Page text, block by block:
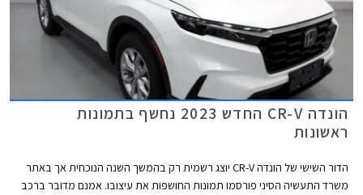
הונדה CR-V החדש 2023 נחשף בתמונות
ראשונות
הדור השישי של הונדה CR-V יוצג רשמית רק בהמשך השנה הנוכחית אך באתר
משרד התעשיה הסיני פורסמו תמונות החושפות את עיצובו. אמנם מדובר ברכב